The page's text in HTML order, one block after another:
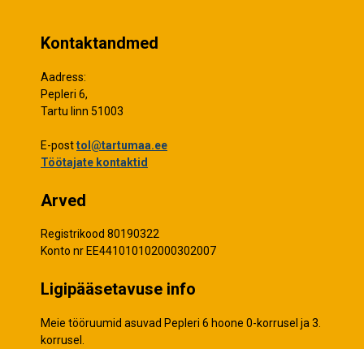
Kontaktandmed
Aadress:
Pepleri 6,
Tartu linn 51003
E-posttol@tartumaa.ee
Töötajate kontaktid
Arved
Registrikood 80190322
Konto nr EE441010102000302007
Ligipääsetavuse info
Meie tööruumid asuvad Pepleri 6 hoone 0-korrusel ja 3.
korrusel.